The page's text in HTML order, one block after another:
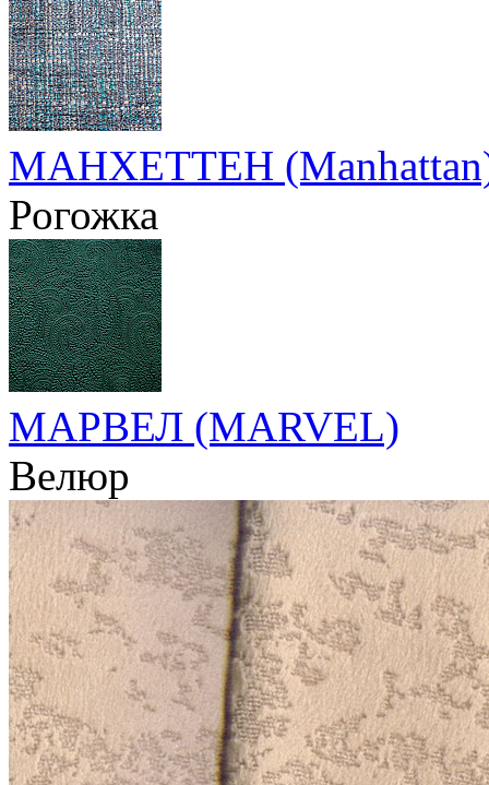
МАНХЕТТЕН
Рогожка
МАРВЕЛ (MARVEL)
Велюр